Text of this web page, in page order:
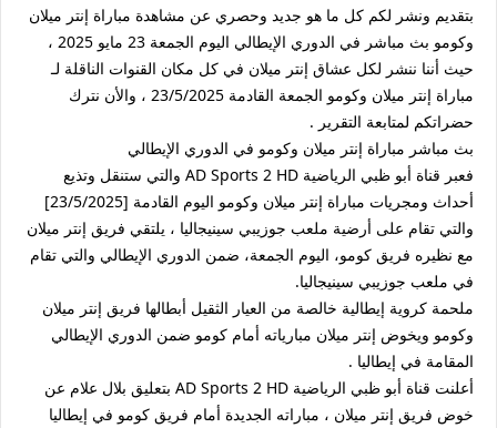
بتقديم ونشر لكم كل ما هو جديد وحصري عن مشاهدة مباراة إنتر ميلان
وكومو بث مباشر في الدوري الإيطالي اليوم الجمعة 23 مايو 2025 ،
حيث أننا ننشر لكل عشاق إنتر ميلان في كل مكان القنوات الناقلة لـ
مباراة إنتر ميلان وكومو الجمعة القادمة 23/5/2025 ، والأن نترك
حضراتكم لمتابعة التقرير .
بث مباشر مباراة إنتر ميلان وكومو في الدوري الإيطالي
فعبر قناة أبو ظبي الرياضية AD Sports 2 HD والتي ستنقل وتذيع
أحداث ومجريات مباراة إنتر ميلان وكومو اليوم القادمة [23/5/2025]
والتي تقام على أرضية ملعب جوزيبي سينيجاليا ، يلتقي فريق إنتر ميلان
مع نظيره فريق كومو، اليوم الجمعة، ضمن الدوري الإيطالي والتي تقام
في ملعب جوزيبي سينيجاليا.
ملحمة كروية إيطالية خالصة من العيار الثقيل أبطالها فريق إنتر ميلان
وكومو ويخوض إنتر ميلان مبارياته أمام كومو ضمن الدوري الإيطالي
المقامة في إيطاليا .
أعلنت قناة أبو ظبي الرياضية AD Sports 2 HD بتعليق بلال علام عن
خوض فريق إنتر ميلان ، مباراته الجديدة أمام فريق كومو في إيطاليا